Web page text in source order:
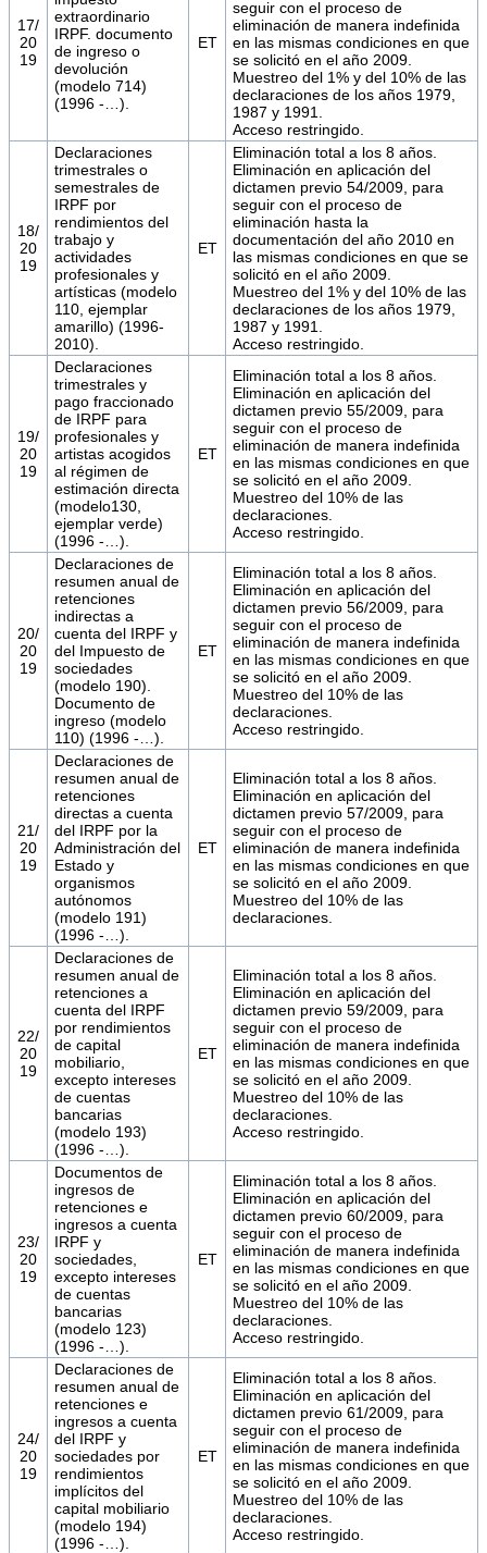
17/
20
19
extraordinario
IRPF. documento
de ingreso o
devolución
(modelo 714)
(1996 -…).
ET
seguir con el proceso de
eliminación de manera indefinida
en las mismas condiciones en que
se solicitó en el año 2009.
Muestreo del 1% y del 10% de las
declaraciones de los años 1979,
1987 y 1991.
Acceso restringido.
18/
20
19
Declaraciones
trimestrales o
semestrales de
IRPF por
rendimientos del
trabajo y
actividades
profesionales y
artísticas (modelo
110, ejemplar
amarillo) (1996-
2010).
ET
Eliminación total a los 8 años.
Eliminación en aplicación del
dictamen previo 54/2009, para
seguir con el proceso de
eliminación hasta la
documentación del año 2010 en
las mismas condiciones en que se
solicitó en el año 2009.
Muestreo del 1% y del 10% de las
declaraciones de los años 1979,
1987 y 1991.
Acceso restringido.
19/
20
19
Declaraciones
trimestrales y
pago fraccionado
de IRPF para
profesionales y
artistas acogidos
al régimen de
estimación directa
(modelo130,
ejemplar verde)
(1996 -…).
ET
Eliminación total a los 8 años.
Eliminación en aplicación del
dictamen previo 55/2009, para
seguir con el proceso de
eliminación de manera indefinida
en las mismas condiciones en que
se solicitó en el año 2009.
Muestreo del 10% de las
declaraciones.
Acceso restringido.
20/
20
19
Declaraciones de
resumen anual de
retenciones
indirectas a
cuenta del IRPF y
del Impuesto de
sociedades
(modelo 190).
Documento de
ingreso (modelo
110) (1996 -…).
ET
Eliminación total a los 8 años.
Eliminación en aplicación del
dictamen previo 56/2009, para
seguir con el proceso de
eliminación de manera indefinida
en las mismas condiciones en que
se solicitó en el año 2009.
Muestreo del 10% de las
declaraciones.
Acceso restringido.
21/
20
19
Declaraciones de
resumen anual de
retenciones
directas a cuenta
del IRPF por la
Administración del
Estado y
organismos
autónomos
(modelo 191)
(1996 -…).
ET
Eliminación total a los 8 años.
Eliminación en aplicación del
dictamen previo 57/2009, para
seguir con el proceso de
eliminación de manera indefinida
en las mismas condiciones en que
se solicitó en el año 2009.
Muestreo del 10% de las
declaraciones.
22/
20
19
Declaraciones de
resumen anual de
retenciones a
cuenta del IRPF
por rendimientos
de capital
mobiliario,
excepto intereses
de cuentas
bancarias
(modelo 193)
(1996 -…).
ET
Eliminación total a los 8 años.
Eliminación en aplicación del
dictamen previo 59/2009, para
seguir con el proceso de
eliminación de manera indefinida
en las mismas condiciones en que
se solicitó en el año 2009.
Muestreo del 10% de las
declaraciones.
Acceso restringido.
23/
20
19
Documentos de
ingresos de
retenciones e
ingresos a cuenta
IRPF y
sociedades,
excepto intereses
de cuentas
bancarias
(modelo 123)
(1996 -…).
ET
Eliminación total a los 8 años.
Eliminación en aplicación del
dictamen previo 60/2009, para
seguir con el proceso de
eliminación de manera indefinida
en las mismas condiciones en que
se solicitó en el año 2009.
Muestreo del 10% de las
declaraciones.
Acceso restringido.
24/
20
19
Declaraciones de
resumen anual de
retenciones e
ingresos a cuenta
del IRPF y
sociedades por
rendimientos
implícitos del
capital mobiliario
(modelo 194)
(1996 -…).
ET
Eliminación total a los 8 años.
Eliminación en aplicación del
dictamen previo 61/2009, para
seguir con el proceso de
eliminación de manera indefinida
en las mismas condiciones en que
se solicitó en el año 2009.
Muestreo del 10% de las
declaraciones.
Acceso restringido.